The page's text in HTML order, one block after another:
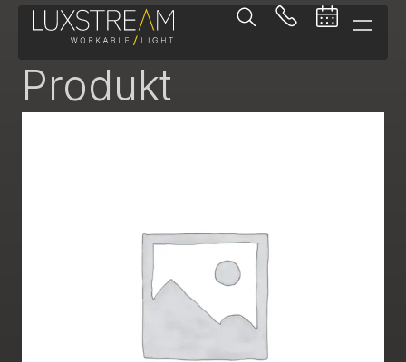
Lichtbandeinsatz
Produkt